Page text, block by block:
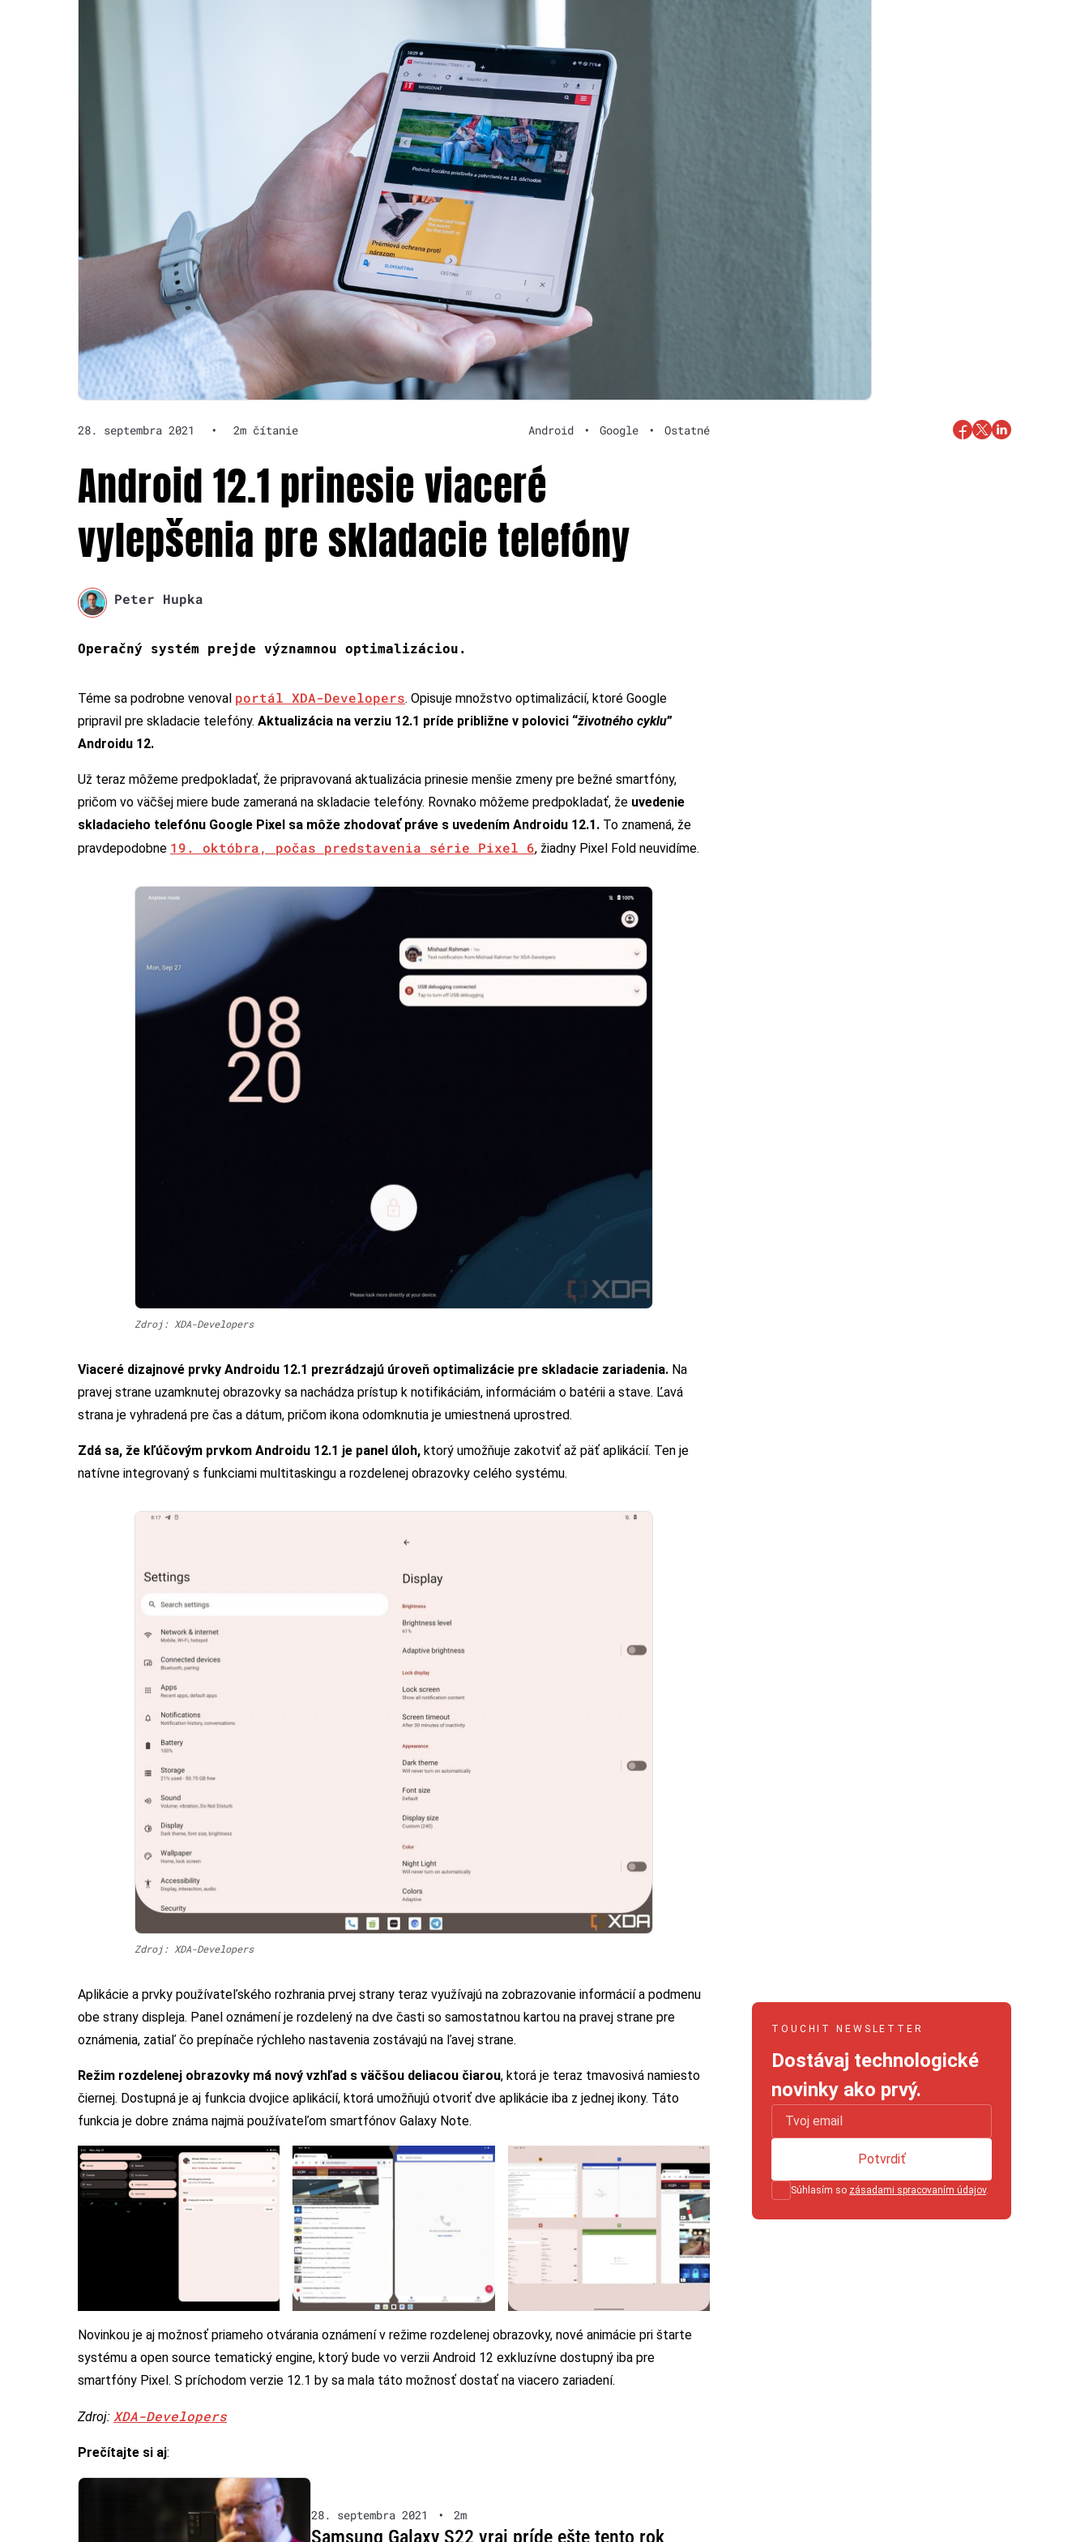
28. septembra 2021 • 2m čítanie Android • Google • Ostatné
Android 12.1 prinesie viaceré
vylepšenia pre skladacie telefóny
Peter Hupka
Operačný systém prejde významnou optimalizáciou.
Téme sa podrobne venoval portál XDA-Developers. Opisuje množstvo optimalizácií, ktoré Google
pripravil pre skladacie telefóny. Aktualizácia na verziu 12.1 príde približne v polovici “životného cyklu”
Androidu 12.
Už teraz môžeme predpokladať, že pripravovaná aktualizácia prinesie menšie zmeny pre bežné smartfóny,
pričom vo väčšej miere bude zameraná na skladacie telefóny. Rovnako môžeme predpokladať, že uvedenie
skladacieho telefónu Google Pixel sa môže zhodovať práve s uvedením Androidu 12.1. To znamená, že
pravdepodobne 19. októbra, počas predstavenia série Pixel 6, žiadny Pixel Fold neuvidíme.
Zdroj: XDA-Developers
Viaceré dizajnové prvky Androidu 12.1 prezrádzajú úroveň optimalizácie pre skladacie zariadenia. Na
pravej strane uzamknutej obrazovky sa nachádza prístup k notifikáciám, informáciám o batérii a stave. Ľavá
strana je vyhradená pre čas a dátum, pričom ikona odomknutia je umiestnená uprostred.
Zdá sa, že kľúčovým prvkom Androidu 12.1 je panel úloh, ktorý umožňuje zakotviť až päť aplikácií. Ten je
natívne integrovaný s funkciami multitaskingu a rozdelenej obrazovky celého systému.
Zdroj: XDA-Developers
Aplikácie a prvky používateľského rozhrania prvej strany teraz využívajú na zobrazovanie informácií a podmenu
obe strany displeja. Panel oznámení je rozdelený na dve časti so samostatnou kartou na pravej strane pre
oznámenia, zatiaľ čo prepínače rýchleho nastavenia zostávajú na ľavej strane.
Režim rozdelenej obrazovky má nový vzhľad s väčšou deliacou čiarou, ktorá je teraz tmavosivá namiesto
čiernej. Dostupná je aj funkcia dvojice aplikácií, ktorá umožňujú otvoriť dve aplikácie iba z jednej ikony. Táto
funkcia je dobre známa najmä používateľom smartfónov Galaxy Note.
Novinkou je aj možnosť priameho otvárania oznámení v režime rozdelenej obrazovky, nové animácie pri štarte
systému a open source tematický engine, ktorý bude vo verzii Android 12 exkluzívne dostupný iba pre
smartfóny Pixel. S príchodom verzie 12.1 by sa mala táto možnosť dostať na viacero zariadení.
Zdroj: XDA-Developers
Prečítajte si aj:
28. septembra 2021 • 2m
TOUCHIT NEWSLETTER
Dostávaj technologické
novinky ako prvý.
Súhlasím so zásadami spracovaním údajov.
Potvrdiť